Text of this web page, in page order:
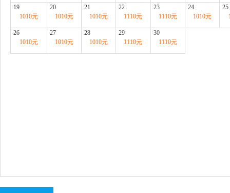
19
1010元
20
1010元
21
1010元
22
1110元
23
1110元
24
1010元
25
26
1010元
27
1010元
28
1010元
29
1110元
30
1110元